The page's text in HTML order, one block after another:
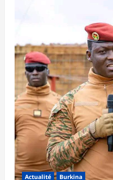
Actualité Burkina